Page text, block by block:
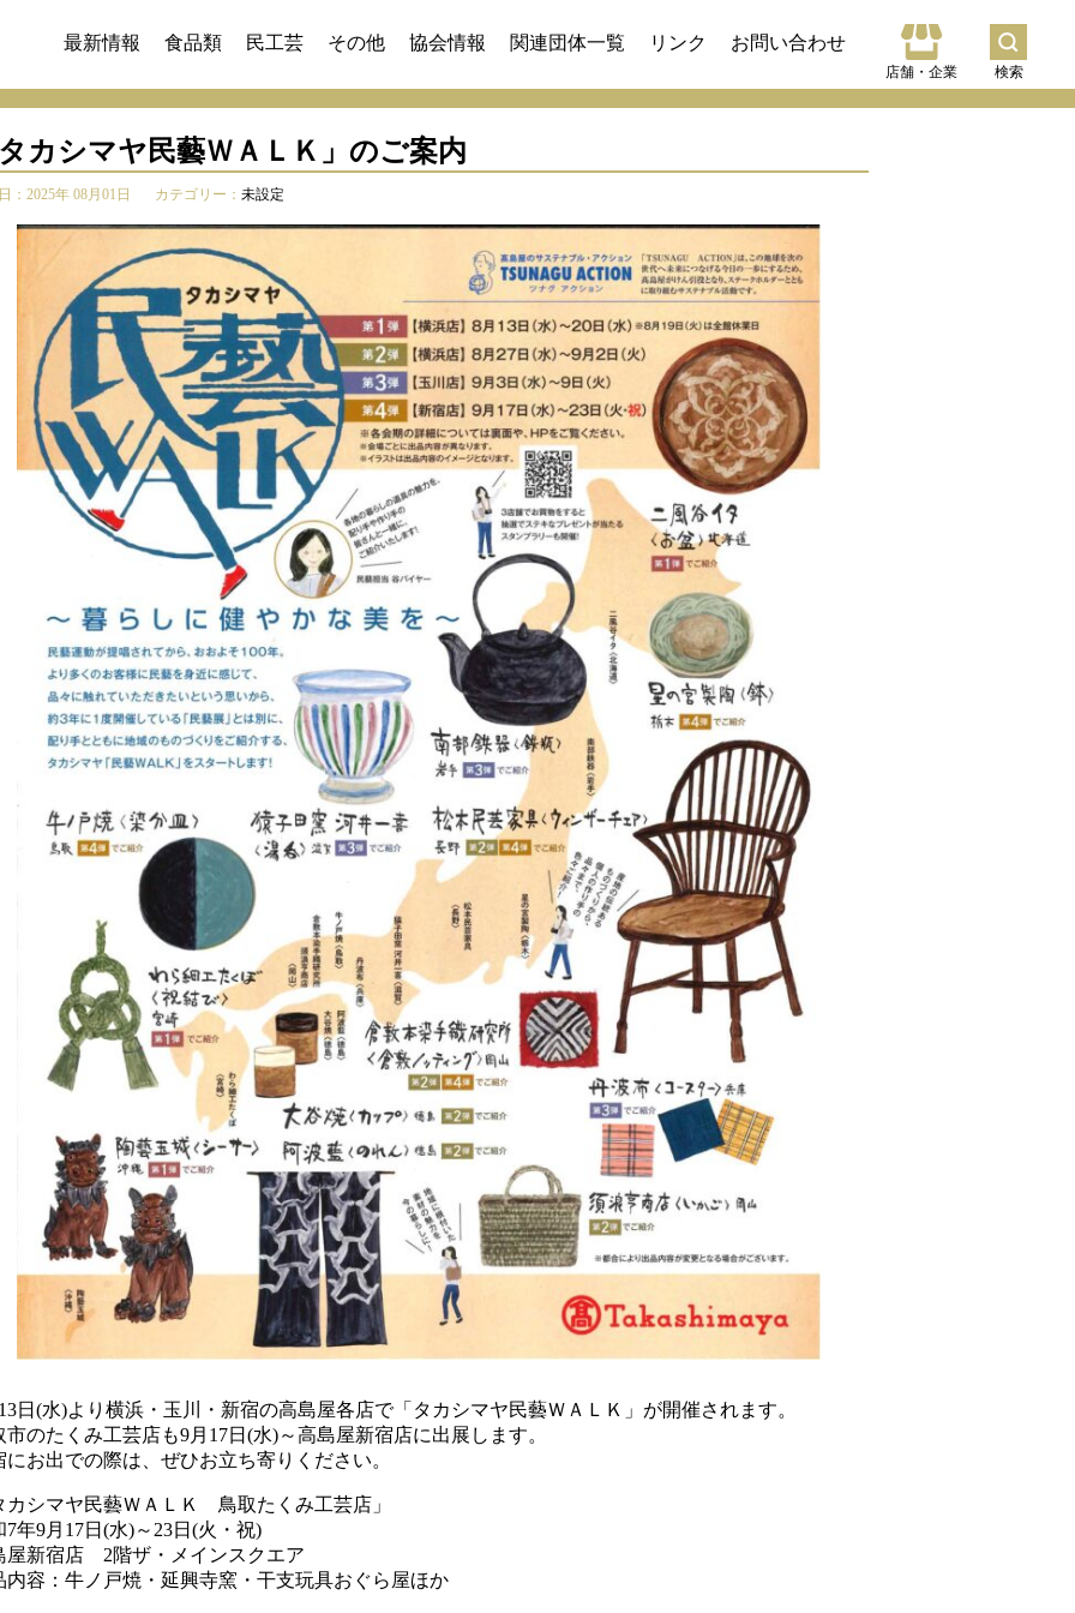
最新情報 食品類 民工芸 その他 協会情報 関連団体一覧 リンク お問い合わせ
店舗・企業 検索
カシマヤ民藝ＷＡＬＫ」のご案内
：2025年 08月01日 カテゴリー： 未設定
日(水)より横浜・玉川・新宿の高島屋各店で「タカシマヤ民藝ＷＡＬＫ」が開催されます。
市のたくみ工芸店も9月17日(水)～高島屋新宿店に出展します。
にお出での際は、ぜひお立ち寄りください。
カシマヤ民藝ＷＡＬＫ 鳥取たくみ工芸店」
7年9月17日(水)～23日(火・祝)
屋新宿店 2階ザ・メインスクエア
内容：牛ノ戸焼・延興寺窯・干支玩具おぐら屋ほか